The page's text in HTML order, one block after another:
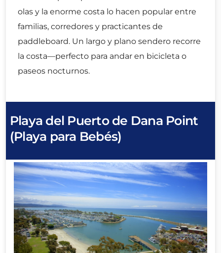
olas y la enorme costa lo hacen popular entre
familias, corredores y practicantes de
paddleboard. Un largo y plano sendero recorre
la costa—perfecto para andar en bicicleta o
paseos nocturnos.
Playa del Puerto de Dana Point
(Playa para Bebés)